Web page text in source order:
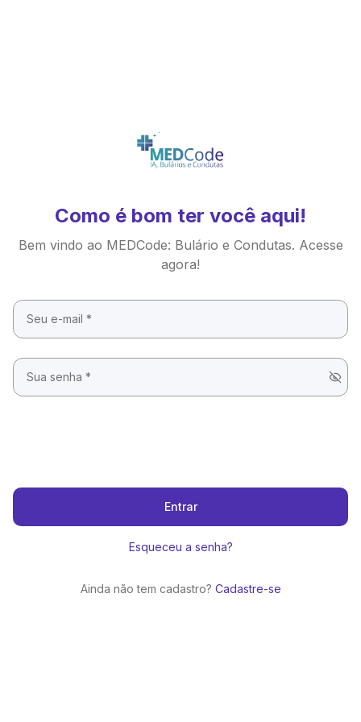
Como é bom ter você aqui!
Bem vindo ao MEDCode: Bulário e Condutas. Acesse
agora!
Entrar
Esqueceu a senha?
Ainda não tem cadastro? Cadastre-se